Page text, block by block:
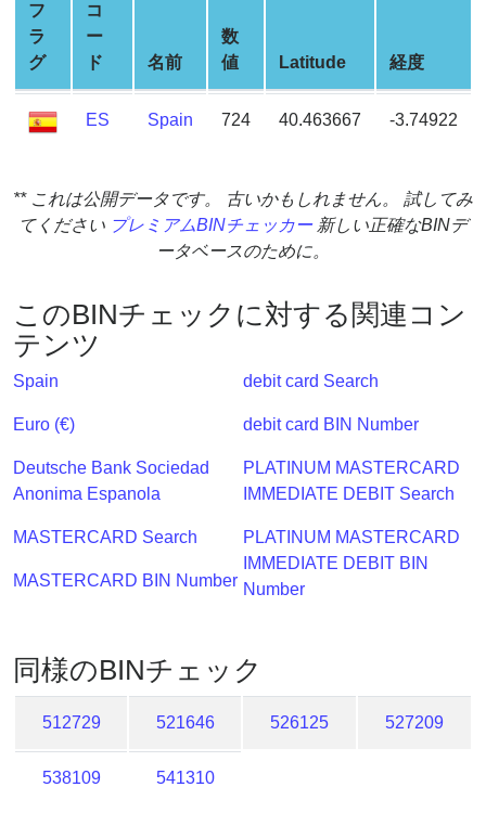
My
IP
Address
?
IP
IP
BIN
Validator
フ
ラ
グ
コ
ー
ド
名前
数
値
Latitude 経度
ES Spain 724 40.463667 -3.74922
** これは公開データです。 古いかもしれません。 試してみ
てください プレミアムBINチェッカー新しい正確なBINデ
ータベースのために。
このBINチェックに対する関連コン
テンツ
Spain
Euro (€)
Deutsche Bank Sociedad
Anonima Espanola
MASTERCARD Search
MASTERCARD BIN Number
debit card Search
debit card BIN Number
PLATINUM MASTERCARD
IMMEDIATE DEBIT Search
PLATINUM MASTERCARD
IMMEDIATE DEBIT BIN
Number
同様のBINチェック
512729 521646 526125 527209
538109 541310